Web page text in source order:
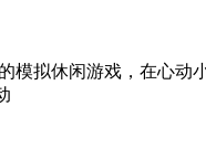
模拟休闲游戏，在心